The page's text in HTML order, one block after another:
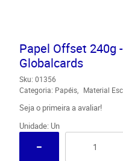
Papel Offset 240g
Globalcards
Sku: 01356
Categoria: Papéis Material
Seja o primeira a avaliar!
Unidade: Un